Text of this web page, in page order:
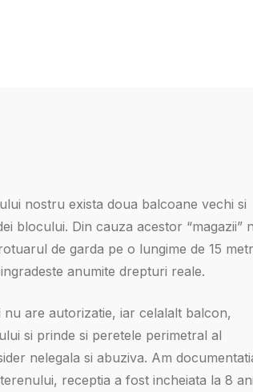
nostru exista doua balcoane vechi si
blocului. Din cauza acestor “magazii”
de garda pe o lungime de 15
anumite drepturi reale.
are autorizatie, iar celalalt balcon,
si prinde si peretele perimetral al
nelegala si abuziva. Am
receptia a fost incheiata la 8